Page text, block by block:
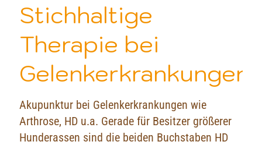
Stichhaltige
Therapie bei
Gelenkerkrankungen
Akupunktur bei Gelenkerkrankungen wie
Arthrose, HD u.a. Gerade für Besitzer größerer
Hunderassen sind die beiden Buchstaben HD